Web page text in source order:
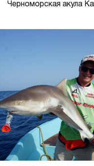
Черноморская акула